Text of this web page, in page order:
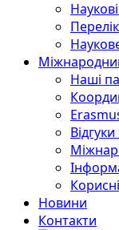
Наші
Новини
Контакти